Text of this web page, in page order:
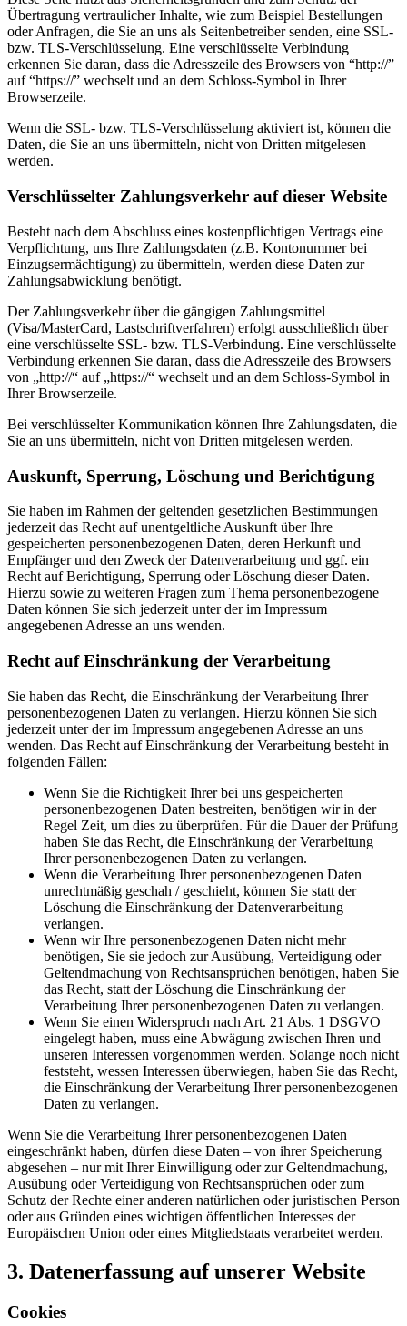
Übertragung vertraulicher Inhalte, wie zum Beispiel Bestellungen
oder Anfragen, die Sie an uns als Seitenbetreiber senden, eine SSL-
bzw. TLS-Verschlüsselung. Eine verschlüsselte Verbindung
erkennen Sie daran, dass die Adresszeile des Browsers von “http://”
auf “https://” wechselt und an dem Schloss-Symbol in Ihrer
Browserzeile.
Wenn die SSL- bzw. TLS-Verschlüsselung aktiviert ist, können die
Daten, die Sie an uns übermitteln, nicht von Dritten mitgelesen
werden.
Verschlüsselter Zahlungsverkehr auf dieser Website
Besteht nach dem Abschluss eines kostenpflichtigen Vertrags eine
Verpflichtung, uns Ihre Zahlungsdaten (z.B. Kontonummer bei
Einzugsermächtigung) zu übermitteln, werden diese Daten zur
Zahlungsabwicklung benötigt.
Der Zahlungsverkehr über die gängigen Zahlungsmittel
(Visa/MasterCard, Lastschriftverfahren) erfolgt ausschließlich über
eine verschlüsselte SSL- bzw. TLS-Verbindung. Eine verschlüsselte
Verbindung erkennen Sie daran, dass die Adresszeile des Browsers
von „http://“ auf „https://“ wechselt und an dem Schloss-Symbol in
Ihrer Browserzeile.
Bei verschlüsselter Kommunikation können Ihre Zahlungsdaten, die
Sie an uns übermitteln, nicht von Dritten mitgelesen werden.
Auskunft, Sperrung, Löschung und Berichtigung
Sie haben im Rahmen der geltenden gesetzlichen Bestimmungen
jederzeit das Recht auf unentgeltliche Auskunft über Ihre
gespeicherten personenbezogenen Daten, deren Herkunft und
Empfänger und den Zweck der Datenverarbeitung und ggf. ein
Recht auf Berichtigung, Sperrung oder Löschung dieser Daten.
Hierzu sowie zu weiteren Fragen zum Thema personenbezogene
Daten können Sie sich jederzeit unter der im Impressum
angegebenen Adresse an uns wenden.
Recht auf Einschränkung der Verarbeitung
Sie haben das Recht, die Einschränkung der Verarbeitung Ihrer
personenbezogenen Daten zu verlangen. Hierzu können Sie sich
jederzeit unter der im Impressum angegebenen Adresse an uns
wenden. Das Recht auf Einschränkung der Verarbeitung besteht in
folgenden Fällen:
Wenn Sie die Richtigkeit Ihrer bei uns gespeicherten
personenbezogenen Daten bestreiten, benötigen wir in der
Regel Zeit, um dies zu überprüfen. Für die Dauer der Prüfung
haben Sie das Recht, die Einschränkung der Verarbeitung
Ihrer personenbezogenen Daten zu verlangen.
Wenn die Verarbeitung Ihrer personenbezogenen Daten
unrechtmäßig geschah / geschieht, können Sie statt der
Löschung die Einschränkung der Datenverarbeitung
verlangen.
Wenn wir Ihre personenbezogenen Daten nicht mehr
benötigen, Sie sie jedoch zur Ausübung, Verteidigung oder
Geltendmachung von Rechtsansprüchen benötigen, haben Sie
das Recht, statt der Löschung die Einschränkung der
Verarbeitung Ihrer personenbezogenen Daten zu verlangen.
Wenn Sie einen Widerspruch nach Art. 21 Abs. 1 DSGVO
eingelegt haben, muss eine Abwägung zwischen Ihren und
unseren Interessen vorgenommen werden. Solange noch nicht
feststeht, wessen Interessen überwiegen, haben Sie das Recht,
die Einschränkung der Verarbeitung Ihrer personenbezogenen
Daten zu verlangen.
Wenn Sie die Verarbeitung Ihrer personenbezogenen Daten
eingeschränkt haben, dürfen diese Daten – von ihrer Speicherung
abgesehen – nur mit Ihrer Einwilligung oder zur Geltendmachung,
Ausübung oder Verteidigung von Rechtsansprüchen oder zum
Schutz der Rechte einer anderen natürlichen oder juristischen Person
oder aus Gründen eines wichtigen öffentlichen Interesses der
Europäischen Union oder eines Mitgliedstaats verarbeitet werden.
3. Datenerfassung auf unserer Website
Cookies